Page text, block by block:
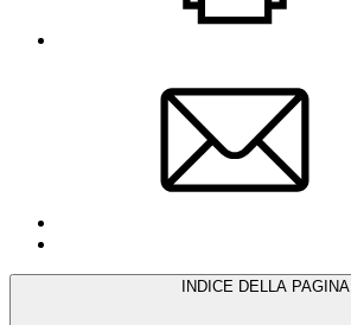
INDICE DELLA PAGINA